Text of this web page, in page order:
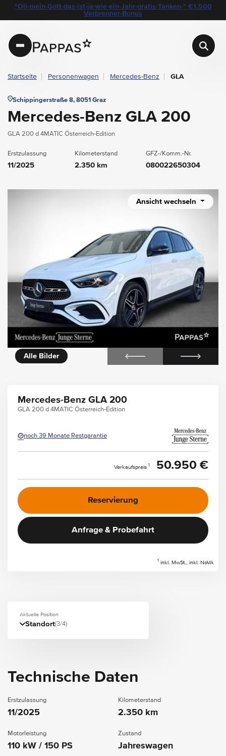
Navigation überspringen
Zum Hauptcontent
Zur Hauptnavigation springen
layout.table-of-content
Technische Daten
Fahrzeugausstattung
Standort & Ansprechpartner
Garantie
Ihre Vorteile auf einen Blick
Das könnte Sie auch interessieren
Angebote & Aktionen bei Pappas
"Oh-mein-Gott-das-ist-ja-wie-ein-Jahr-gratis-Tanken-" €1.500
Verbrenner-Bonus
Pappas
Startseite Personenwagen Mercedes-Benz GLA
Schippingerstraße 8, 8051 Graz
Mercedes-Benz GLA 200
GLA 200 d 4MATIC Österreich-Edition
Erstzulassung
11/2025
Kilometerstand
2.350 km
GFZ-/Komm.-Nr.
080022650304
Ansicht wechseln
Alle Bilder
Mercedes-Benz GLA 200
GLA 200 d 4MATIC Österreich-Edition
noch 39 Monate Restgarantie
Verkaufspreis 1 50.950 €
Reservierung
Anfrage & Probefahrt
1 inkl. MwSt., inkl. NoVA
Aktuelle Position
Standort(3/4)
Technische Daten
Erstzulassung
11/2025
Kilometerstand
2.350 km
Motorleistung
110 kW / 150 PS
Zustand
Jahreswagen